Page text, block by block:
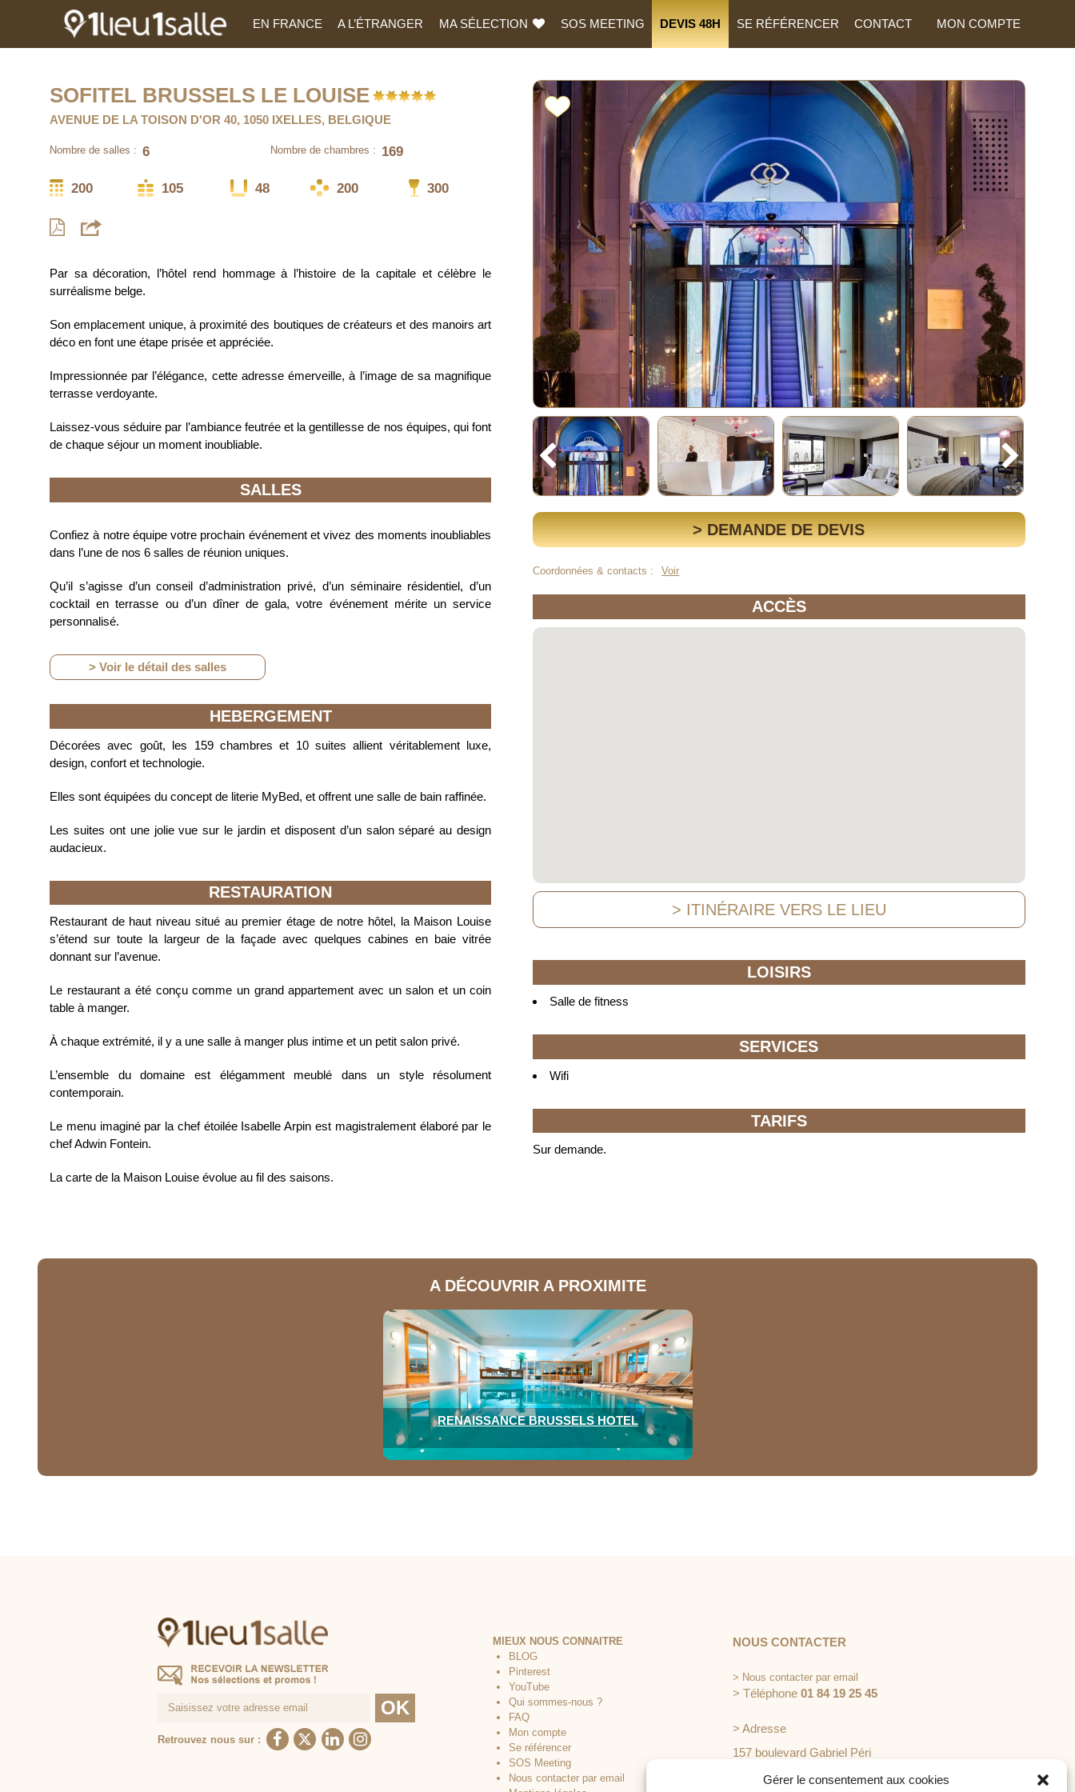
Gérer le consentement aux cookies
EN FRANCE A L’ÉTRANGER MA SÉLECTION SOS MEETING DEVIS 48H SE RÉFÉRENCER CONTACT MON COMPTE
SOFITEL BRUSSELS LE LOUISE
AVENUE DE LA TOISON D'OR 40, 1050 IXELLES, BELGIQUE
Nombre de salles : 6 Nombre de chambres : 169
200 105 48 200 300
Par sa décoration, l’hôtel rend hommage à l’histoire de la capitale et célèbre le
surréalisme belge.
Son emplacement unique, à proximité des boutiques de créateurs et des manoirs art
déco en font une étape prisée et appréciée.
Impressionnée par l’élégance, cette adresse émerveille, à l’image de sa magnifique
terrasse verdoyante.
Laissez-vous séduire par l’ambiance feutrée et la gentillesse de nos équipes, qui font
de chaque séjour un moment inoubliable.
SALLES
Confiez à notre équipe votre prochain événement et vivez des moments inoubliables
dans l’une de nos 6 salles de réunion uniques.
Qu’il s’agisse d’un conseil d’administration privé, d’un séminaire résidentiel, d’un
cocktail en terrasse ou d’un dîner de gala, votre événement mérite un service
personnalisé.
> Voir le détail des salles
HEBERGEMENT
Décorées avec goût, les 159 chambres et 10 suites allient véritablement luxe,
design, confort et technologie.
Elles sont équipées du concept de literie MyBed, et offrent une salle de bain raffinée.
Les suites ont une jolie vue sur le jardin et disposent d’un salon séparé au design
audacieux.
RESTAURATION
Restaurant de haut niveau situé au premier étage de notre hôtel, la Maison Louise
s’étend sur toute la largeur de la façade avec quelques cabines en baie vitrée
donnant sur l’avenue.
Le restaurant a été conçu comme un grand appartement avec un salon et un coin
table à manger.
À chaque extrémité, il y a une salle à manger plus intime et un petit salon privé.
L’ensemble du domaine est élégamment meublé dans un style résolument
contemporain.
Le menu imaginé par la chef étoilée Isabelle Arpin est magistralement élaboré par le
chef Adwin Fontein.
La carte de la Maison Louise évolue au fil des saisons.
> DEMANDE DE DEVIS
Coordonnées & contacts : Voir
ACCÈS
> ITINÉRAIRE VERS LE LIEU
LOISIRS
Salle de fitness
SERVICES
Wifi
TARIFS
Sur demande.
A DÉCOUVRIR A PROXIMITE
RENAISSANCE BRUSSELS HOTEL
Retrouvez nous sur :
MIEUX NOUS CONNAITRE
BLOG
Pinterest
YouTube
Qui sommes-nous ?
FAQ
Mon compte
Se référencer
SOS Meeting
Nous contacter par email
NOUS CONTACTER
> Nous contacter par email
> Téléphone 01 84 19 25 45
> Adresse
157 boulevard Gabriel Péri
92240 Malakoff